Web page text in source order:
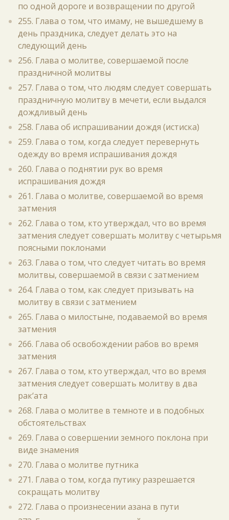
по одной дороге и возвращении по другой
255. Глава о том, что имаму, не вышедшему в
день праздника, следует делать это на
следующий день
256. Глава о молитве, совершаемой после
праздничной молитвы
257. Глава о том, что людям следует совершать
праздничную молитву в мечети, если выдался
дождливый день
258. Глава об испрашивании дождя (истиска)
259. Глава о том, когда следует перевернуть
одежду во время испрашивания дождя
260. Глава о поднятии рук во время
испрашивания дождя
261. Глава о молитве, совершаемой во время
затмения
262. Глава о том, кто утверждал, что во время
затмения следует совершать молитву с четырьмя
поясными поклонами
263. Глава о том, что следует читать во время
молитвы, совершаемой в связи с затмением
264. Глава о том, как следует призывать на
молитву в связи с затмением
265. Глава о милостыне, подаваемой во время
затмения
266. Глава об освобождении рабов во время
затмения
267. Глава о том, кто утверждал, что во время
затмения следует совершать молитву в два
рак‘ата
268. Глава о молитве в темноте и в подобных
обстоятельствах
269. Глава о совершении земного поклона при
виде знамения
270. Глава о молитве путника
271. Глава о том, когда путику разрешается
сокращать молитву
272. Глава о произнесении азана в пути